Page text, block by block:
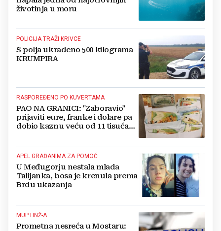
životinja u moru
POLICIJA TRAŽI KRIVCE
S polja ukradeno 500 kilograma
KRUMPIRA
RASPOREĐENO PO KUVERTAMA
PAO NA GRANICI: "Zaboravio"
prijaviti eure, franke i dolare pa
dobio kaznu veću od 11 tisuća
APEL GRAĐANIMA ZA POMOĆ
U Međugorju nestala mlada
Talijanka, bosa je krenula prema
Brdu ukazanja
MUP HNŽ-A
Prometna nesreća u Mostaru: